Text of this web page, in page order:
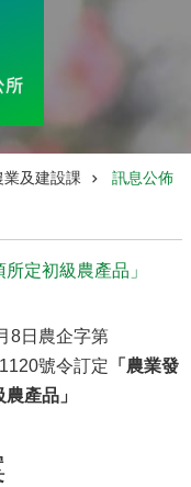
業及建設課 訊息公佈
定初級農產品」
8日農企字第
號令訂定 「農業發
產品」